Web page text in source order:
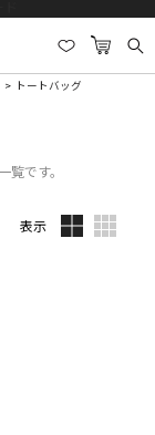
トートバッグ
です。
表示